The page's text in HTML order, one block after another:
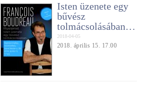
Isten üzenete egy
bűvész
tolmácsolásában…
2018-04-05
2018. április 15. 17.00